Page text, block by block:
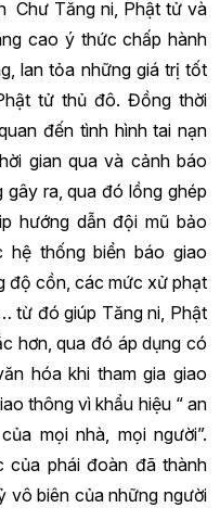
Chư Tăng ni, Phật tử và
cao ý thức chấp hành
lan tỏa những giá trị tốt
tử thủ đô. Đồng thời
đến tình hình tai nạn
gian qua và cảnh báo
ra, qua đó lồng ghép
hướng dẫn đội mũ bảo
hệ thống biển báo giao
độ cồn, các mức xử phạt
từ đó giúp Tăng ni, Phật
hơn, qua đó áp dụng có
hóa khi tham gia giao
thông vì khẩu hiệu “ an
mọi nhà, mọi người”.
của phái đoàn đã thành
vô biên của những người